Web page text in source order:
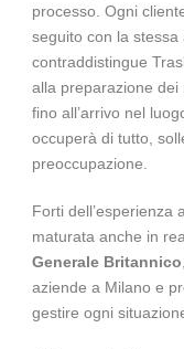
processo. Ogni
seguito con la
contraddistingue
alla preparazione dei
fino all’arrivo nel
occuperà di tutto,
preoccupazione.
Forti dell’esperienza
maturata anche in
Generale Britannico
aziende a Milano e
gestire ogni